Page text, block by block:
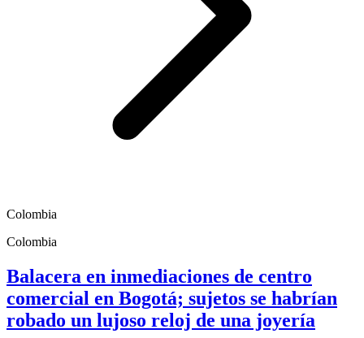
Colombia
Colombia
Balacera en inmediaciones de centro
comercial en Bogotá; sujetos se habrían
robado un lujoso reloj de una joyería